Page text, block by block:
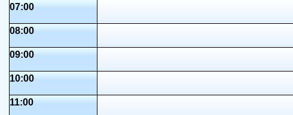
07:00
08:00
09:00
10:00
11:00